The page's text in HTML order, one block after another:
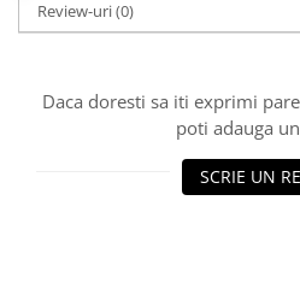
Review-uri(0)
Daca doresti sa iti exprimi
poti adauga
SCRIE UN